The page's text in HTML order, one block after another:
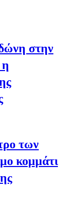
στην
η
των
κομμάτι